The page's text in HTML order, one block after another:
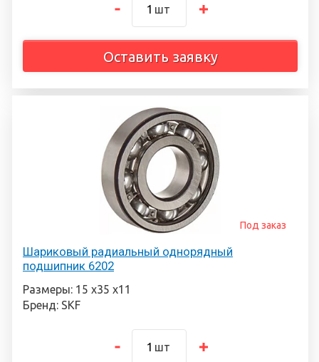
шт
Оставить заявку
Шариковый радиальный однорядный
подшипник 6202
Под заказ
Размеры: 15 х35 х11
Бренд: SKF
шт